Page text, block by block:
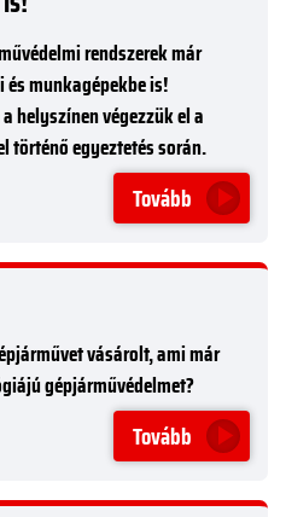
rendszerek már
munkagépekbe is!
helyszínen végezzük el a
történő egyeztetés során.
Tovább
vásárolt, ami már
gépjárművédelmet?
Tovább